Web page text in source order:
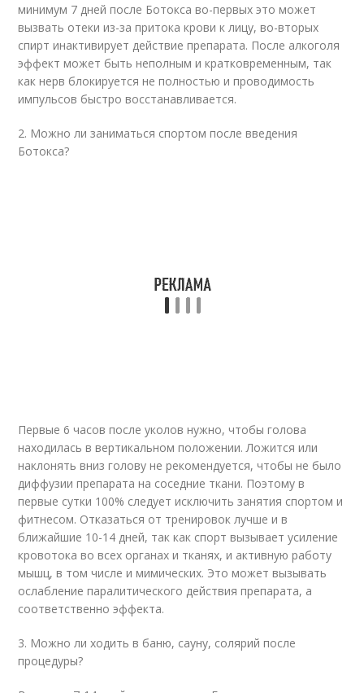
минимум 7 дней после Ботокса во-первых это может
вызвать отеки из-за притока крови к лицу, во-вторых
спирт инактивирует действие препарата. После алкоголя
эффект может быть неполным и кратковременным, так
как нерв блокируется не полностью и проводимость
импульсов быстро восстанавливается.
2. Можно ли заниматься спортом после введения
Ботокса?
Первые 6 часов после уколов нужно, чтобы голова
находилась в вертикальном положении. Ложится или
наклонять вниз голову не рекомендуется, чтобы не было
диффузии препарата на соседние ткани. Поэтому в
первые сутки 100% следует исключить занятия спортом и
фитнесом. Отказаться от тренировок лучше и в
ближайшие 10-14 дней, так как спорт вызывает усиление
кровотока во всех органах и тканях, и активную работу
мышц, в том числе и мимических. Это может вызывать
ослабление паралитического действия препарата, а
соответственно эффекта.
3. Можно ли ходить в баню, сауну, солярий после
процедуры?